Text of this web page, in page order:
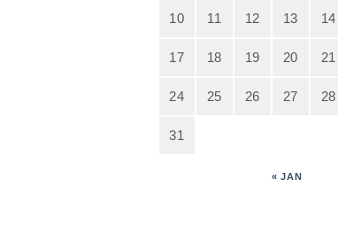
10 11 12 13 14
17 18 19 20 21
24 25 26 27 28
31
« JAN